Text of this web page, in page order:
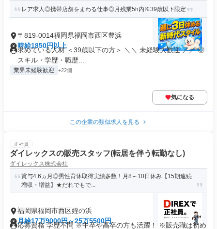
レア求人◎携帯店舗をまわる仕事◎月残業5h内※39歳以下限定
〒819-0014福岡県福岡市西区豊浜
時給1850円以上
求めている人材 ＜39歳以下の方＞ ＼＼ 未経験大歓迎 ／／ ◎
スキル・学歴・職歴...
業界未経験歓迎 +22個
気になる
この企業の類似求人を見る
正社員
ダイレックスの販売スタッフ(転居を伴う転勤なし)
ダイレックス株式会社
賞与4.6ヵ月◎男性育休取得実績多数！月8～10日休み【15期連続
増収・増益】★だれでもで...
福岡県福岡市西区姪の浜
月給17万9000円～25万5500円
応募資格 学歴不問 ※中卒や高卒の方も活躍！ ※販売職は初め